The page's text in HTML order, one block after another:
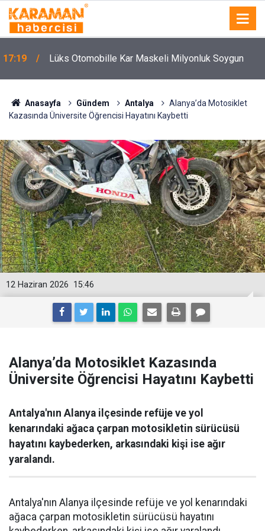
17:19 Lüks Otomobille Kar Maskeli Milyonluk Soygun
Anasayfa Gündem Antalya
Alanya’da Motosiklet
Kazasında Üniversite Öğrencisi Hayatını Kaybetti
15:46
12 Haziran 2026
Alanya’da Motosiklet Kazasında
Üniversite Öğrencisi Hayatını Kaybetti
Antalya'nın Alanya ilçesinde refüje ve yol
kenarındaki ağaca çarpan motosikletin sürücüsü
hayatını kaybederken, arkasındaki kişi ise ağır
yaralandı.
Antalya'nın Alanya ilçesinde refüje ve yol kenarındaki
ağaca çarpan motosikletin sürücüsü hayatını